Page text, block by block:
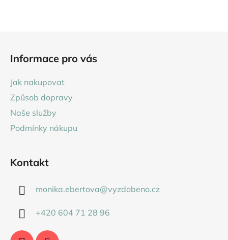
Informace pro vás
Jak nakupovat
Způsob dopravy
Naše služby
Podmínky nákupu
Kontakt
monika.ebertova@vyzdobeno.cz
+420 604 71 28 96